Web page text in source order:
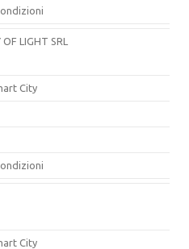
LIGHT SRL
City
City